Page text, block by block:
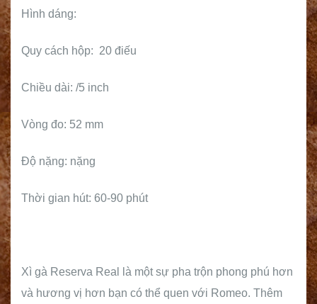
Hình dáng:
Quy cách hộp: 20 điếu
Chiều dài: /5 inch
Vòng đo: 52 mm
Độ nặng: nặng
Thời gian hút: 60-90 phút
Xì gà Reserva Real là một sự pha trộn phong phú hơn
và hương vị hơn bạn có thể quen với Romeo. Thêm